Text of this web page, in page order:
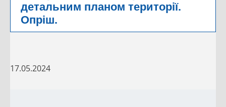
детальним планом території.
Опріш.
17.05.2024